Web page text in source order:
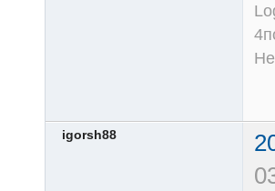
igorsh88